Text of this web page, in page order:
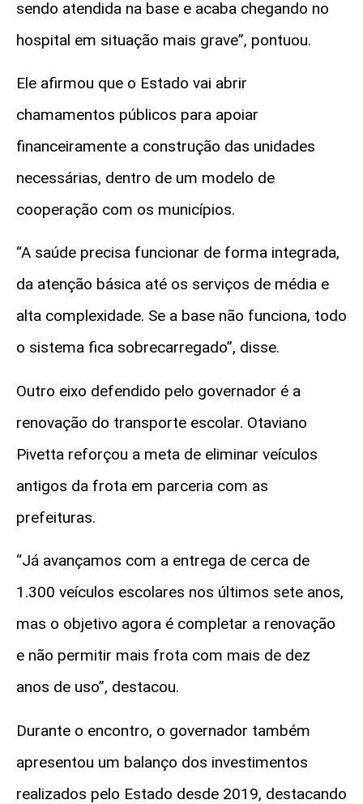
sendo atendida na base e acaba chegando no
hospital em situação mais grave”, pontuou.
Ele afirmou que o Estado vai abrir
chamamentos públicos para apoiar
financeiramente a construção das unidades
necessárias, dentro de um modelo de
cooperação com os municípios.
“A saúde precisa funcionar de forma integrada,
da atenção básica até os serviços de média e
alta complexidade. Se a base não funciona, todo
o sistema fica sobrecarregado”, disse.
Outro eixo defendido pelo governador é a
renovação do transporte escolar. Otaviano
Pivetta reforçou a meta de eliminar veículos
antigos da frota em parceria com as
prefeituras.
“Já avançamos com a entrega de cerca de
1.300 veículos escolares nos últimos sete anos,
mas o objetivo agora é completar a renovação
e não permitir mais frota com mais de dez
anos de uso”, destacou.
Durante o encontro, o governador também
apresentou um balanço dos investimentos
realizados pelo Estado desde 2019, destacando